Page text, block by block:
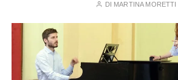
DI MARTINA MORETTI